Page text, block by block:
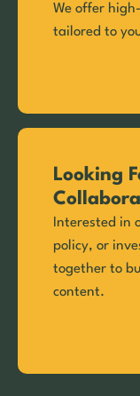
We offer
tailored to
Looking
Interested in
policy, or
together to
content.